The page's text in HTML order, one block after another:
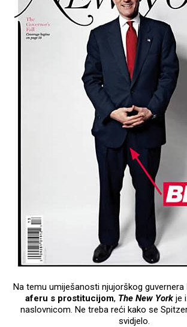
Na temu umiješanosti njujorškog guvernera
aferu s prostitucijom, The New York je
naslovnicom. Ne treba reći kako se
svidjelo.